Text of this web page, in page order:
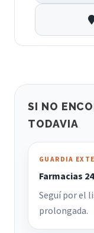
SI NO
TODAVIA
GUARDIA
Farmacias
Seguí por el
prolongada.